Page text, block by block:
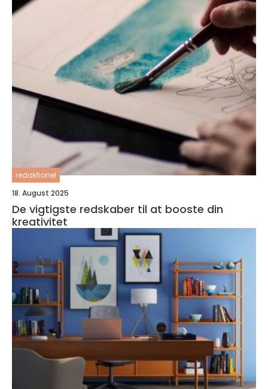
redaktionel
18. August 2025
De vigtigste redskaber til at booste din
kreativitet